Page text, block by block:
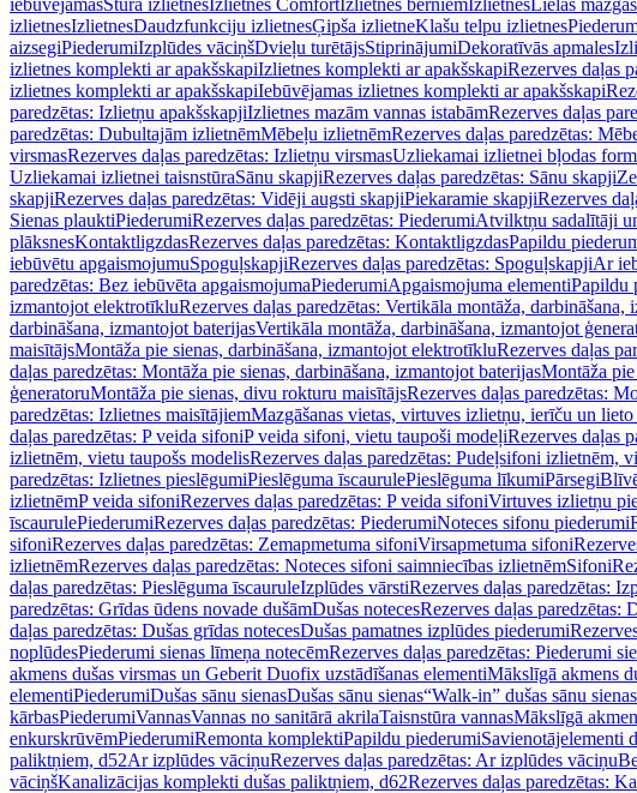
iebūvējamasStūra izlietnesIzlietnes ComfortIzlietnes bērniemIzlietnesLielās
izlietnesIzlietnesDaudzfunkciju izlietnesĢipša izlietneKlašu telpu izlietnes
aizsegiPiederumiIzplūdes vāciņšDvieļu turētājsStiprinājumiDekoratīvās apmales
izlietnes komplekti ar apakšskapiIzlietnes komplekti ar apakšskapiRezerves daļas
izlietnes komplekti ar apakšskapiIebūvējamas izlietnes komplekti ar apakšskapi
paredzētas: Izlietņu apakšskapjiIzlietnes mazām vannas istabāmRezerves daļas
paredzētas: Dubultajām izlietnēmMēbeļu izlietnēmRezerves daļas paredzētas:
virsmasRezerves daļas paredzētas: Izlietņu virsmasUzliekamai izlietnei bļodas
Uzliekamai izlietnei taisnstūraSānu skapjiRezerves daļas paredzētas: Sānu skapji
skapjiRezerves daļas paredzētas: Vidēji augsti skapjiPiekaramie skapjiRezerves
Sienas plauktiPiederumiRezerves daļas paredzētas: PiederumiAtvilktņu sadalītāji
plāksnesKontaktligzdasRezerves daļas paredzētas: KontaktligzdasPapildu
iebūvētu apgaismojumuSpoguļskapjiRezerves daļas paredzētas: SpoguļskapjiAr
paredzētas: Bez iebūvēta apgaismojumaPiederumiApgaismojuma elementiPapildu
izmantojot elektrotīkluRezerves daļas paredzētas: Vertikāla montāža,
darbināšana, izmantojot baterijasVertikāla montāža, darbināšana, izmantojot
maisītājsMontāža pie sienas, darbināšana, izmantojot elektrotīkluRezerves daļas
daļas paredzētas: Montāža pie sienas, darbināšana, izmantojot baterijasMontāža
ģeneratoruMontāža pie sienas, divu rokturu maisītājsRezerves daļas paredzētas:
paredzētas: Izlietnes maisītājiemMazgāšanas vietas, virtuves izlietņu, ierīču un
daļas paredzētas: P veida sifoniP veida sifoni, vietu taupoši modeļiRezerves daļas
izlietnēm, vietu taupošs modelisRezerves daļas paredzētas: Pudeļsifoni izlietnēm,
paredzētas: Izlietnes pieslēgumiPieslēguma īscaurulePieslēguma līkumiPārsegi
izlietnēmP veida sifoniRezerves daļas paredzētas: P veida sifoniVirtuves izlietņu
īscaurulePiederumiRezerves daļas paredzētas: PiederumiNoteces sifonu piederumi
sifoniRezerves daļas paredzētas: Zemapmetuma sifoniVirsapmetuma sifoni
izlietnēmRezerves daļas paredzētas: Noteces sifoni saimniecības izlietnēmSifoni
daļas paredzētas: Pieslēguma īscauruleIzplūdes vārstiRezerves daļas paredzētas:
paredzētas: Grīdas ūdens novade dušāmDušas notecesRezerves daļas paredzētas:
daļas paredzētas: Dušas grīdas notecesDušas pamatnes izplūdes piederumi
noplūdesPiederumi sienas līmeņa notecēmRezerves daļas paredzētas: Piederumi
akmens dušas virsmas un Geberit Duofix uzstādīšanas elementiMākslīgā akmens
elementiPiederumiDušas sānu sienasDušas sānu sienas“Walk-in” dušas sānu sienas
kārbasPiederumiVannasVannas no sanitārā akrilaTaisnstūra vannasMākslīgā
enkurskrūvēmPiederumiRemonta komplektiPapildu piederumiSavienotājelementi
paliktņiem, d52Ar izplūdes vāciņuRezerves daļas paredzētas: Ar izplūdes vāciņu
vāciņšKanalizācijas komplekti dušas paliktņiem, d62Rezerves daļas paredzētas: